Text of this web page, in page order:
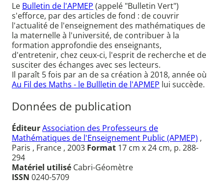
Le Bulletin de l'APMEP (appelé "Bulletin Vert")
s'efforce, par des articles de fond : de couvrir
l'actualité de l'enseignement des mathématiques de
la maternelle à l'université, de contribuer à la
formation approfondie des enseignants,
d'entretenir, chez ceux-ci, l'esprit de recherche et de
susciter des échanges avec ses lecteurs.
Il paraît 5 fois par an de sa création à 2018, année où
Au Fil des Maths - le Bullletin de l'APMEP lui succède.
Données de publication
ÉditeurAssociation des Professeurs de
Mathématiques de l'Enseignement Public (APMEP) ,
Paris , France , 2003 Format 17 cm x 24 cm, p. 288-
294
Matériel utilisé Cabri-Géomètre
ISSN 0240-5709